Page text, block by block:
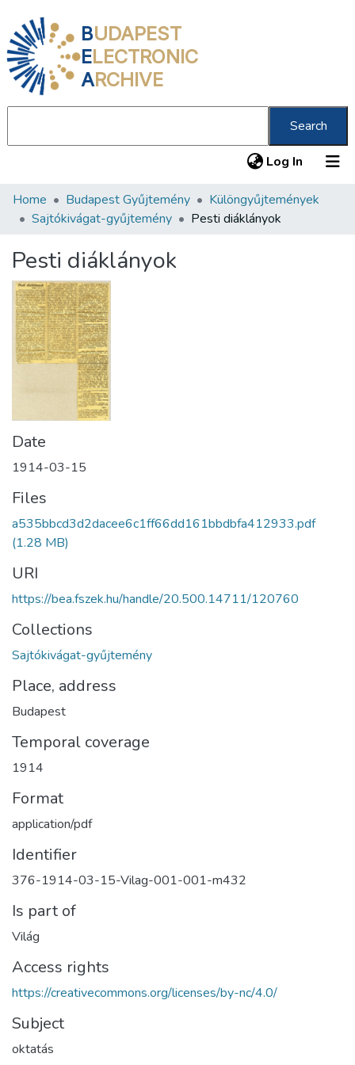
BUDAPEST
ELECTRONIC
ARCHIVE
Search
Log In (current)
Communities & Collections
Statistics
About us
Home Budapest Gyűjtemény
Különgyűjtemények
Sajtókivágat-gyűjtemény
Pesti diáklányok
Pesti diáklányok
Date
1914-03-15
Files
a535bbcd3d2dacee6c1ff66dd161bbdbfa412933.pdf
(1.28 MB)
URI
https://bea.fszek.hu/handle/20.500.14711/120760
Collections
Sajtókivágat-gyűjtemény
Place, address
Budapest
Temporal coverage
1914
Format
application/pdf
Identifier
376-1914-03-15-Vilag-001-001-m432
Is part of
Világ
Access rights
https://creativecommons.org/licenses/by-nc/4.0/
Subject
oktatás